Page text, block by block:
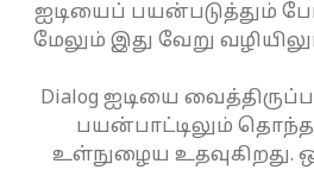
ஐடியைப் பயன்படுத்தும்
மேலும் இது வேறு
Dialog ஐடியை
பயன்பாட்டிலும்
உள்நுழைய உதவுகிறது.